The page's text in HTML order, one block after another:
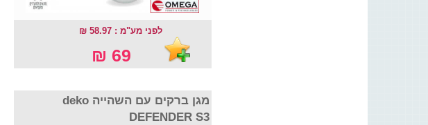
לפני מע"מ : 58.97 ₪
69 ₪
מגן ברקים עם השהייה deko
DEFENDER S3